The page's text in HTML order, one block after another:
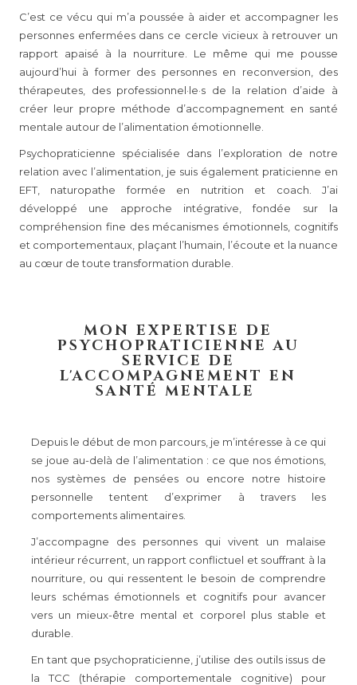
C’est ce vécu qui m’a poussée à aider et accompagner les
personnes enfermées dans ce cercle vicieux à retrouver un
rapport apaisé à la nourriture. Le même qui me pousse
aujourd’hui à former des personnes en reconversion, des
thérapeutes, des professionnel·le·s de la relation d’aide à
créer leur propre méthode d’accompagnement en santé
mentale autour de l’alimentation émotionnelle.
Psychopraticienne spécialisée dans l’exploration de notre
relation avec l’alimentation, je suis également praticienne en
EFT, naturopathe formée en nutrition et coach. J’ai
développé une approche intégrative, fondée sur la
compréhension fine des mécanismes émotionnels, cognitifs
et comportementaux, plaçant l’humain, l’écoute et la nuance
au cœur de toute transformation durable.
MON EXPERTISE DE
PSYCHOPRATICIENNE AU
SERVICE DE
L'ACCOMPAGNEMENT EN
SANTÉ MENTALE
Depuis le début de mon parcours, je m’intéresse à ce qui
se joue au-delà de l’alimentation : ce que nos émotions,
nos systèmes de pensées ou encore notre histoire
personnelle tentent d’exprimer à travers les
comportements alimentaires.
J’accompagne des personnes qui vivent un malaise
intérieur récurrent, un rapport conflictuel et souffrant à la
nourriture, ou qui ressentent le besoin de comprendre
leurs schémas émotionnels et cognitifs pour avancer
vers un mieux-être mental et corporel plus stable et
durable.
En tant que psychopraticienne, j’utilise des outils issus de
la TCC (thérapie comportementale cognitive) pour